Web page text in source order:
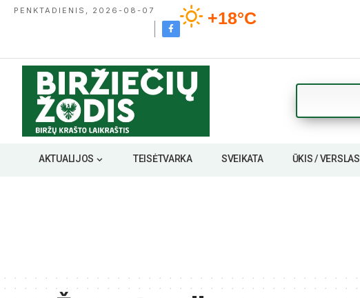
PENKTADIENIS, 2026-08-07 +18°C
AKTUALIJOS TEISĖTVARKA SVEIKATA ŪKIS / VERSLAS